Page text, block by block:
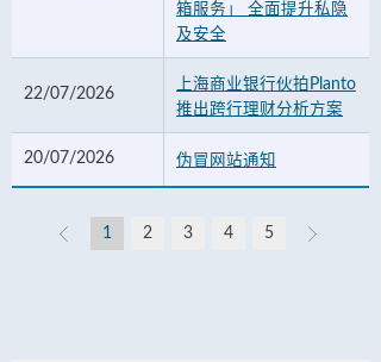
箱服务」 全面提升私隐
及安全
22/07/2026
上海商业银行伙拍Planto
推出跨行理财分析方案
20/07/2026 伪冒网站通知
1 2 3 4 5